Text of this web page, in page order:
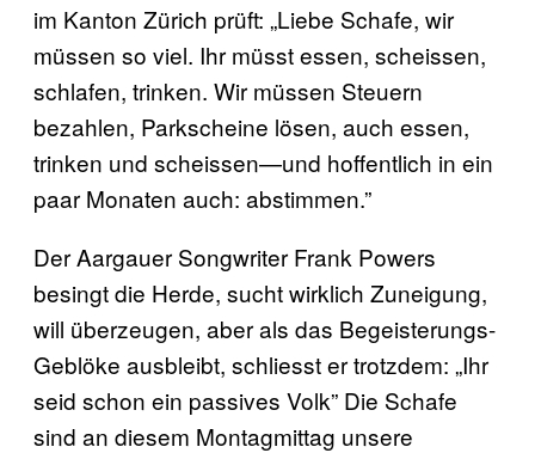
im Kanton Zürich prüft: „Liebe Schafe, wir
müssen so viel. Ihr müsst essen, scheissen,
schlafen, trinken. Wir müssen Steuern
bezahlen, Parkscheine lösen, auch essen,
trinken und scheissen—und hoffentlich in ein
paar Monaten auch: abstimmen.”
Der Aargauer Songwriter Frank Powers
besingt die Herde, sucht wirklich Zuneigung,
will überzeugen, aber als das Begeisterungs-
Geblöke ausbleibt, schliesst er trotzdem: „Ihr
seid schon ein passives Volk” Die Schafe
sind an diesem Montagmittag unsere